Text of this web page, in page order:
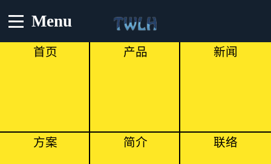
Menu
首页 产品 新闻
方案 简介 联络